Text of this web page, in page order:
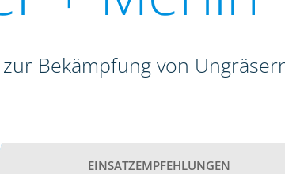
Bekämpfung von
EINSATZEMPFEHLUNGEN